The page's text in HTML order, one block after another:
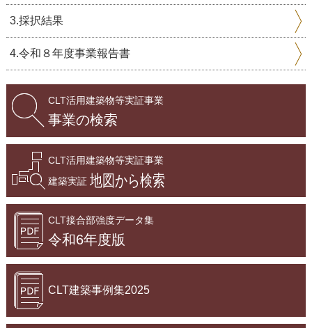
3.採択結果
4.令和８年度事業報告書
CLT活用建築物等実証事業
事業の検索
CLT活用建築物等実証事業
建築実証 地図から検索
CLT接合部強度データ集
令和6年度版
CLT建築事例集2025